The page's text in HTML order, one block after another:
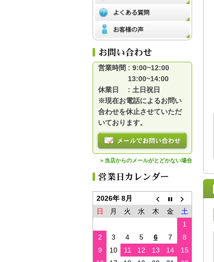
営業時間 : 9:00~12:00
13:00~14:00
休業日 : 土日祝日
※現在お電話によるお問い
合わせを休止させていただ
いております。
> 当店からのメールがとどかない場合
2026年 8月
日
月 火 水 木 金
土
1
2
3 4 5 6 7
8
9
10 11 12 13 14
15